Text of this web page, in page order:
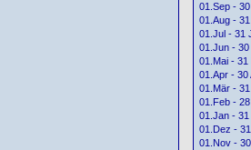
01.Sep -
01.Aug -
01.Jul - 31
01.Jun -
01.Mai - 31
01.Apr - 30
01.Mär -
01.Feb -
01.Jan -
01.Dez -
01.Nov -